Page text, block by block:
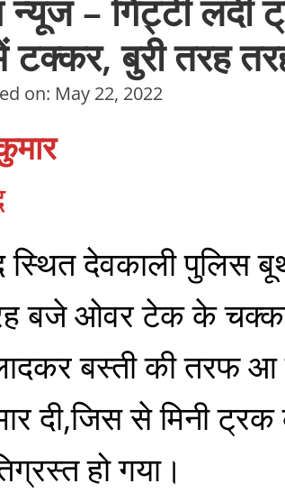
न्यूज – गिट्टी लदी
बुरी तरह
on: May 22, 2022
स्थित देवकाली पुलिस
बजे ओवर टेक के
बस्ती की तरफ
दी,जिस से मिनी ट्रक
हो गया।